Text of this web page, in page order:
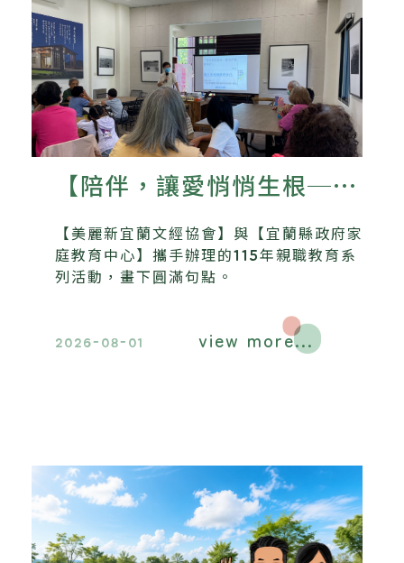
【陪伴，讓愛悄悄生根──
美麗新宜蘭文經協會115年
親職教育系列活動圓滿落
【美麗新宜蘭文經協會】與【宜蘭縣政府家
庭教育中心】攜手辦理的115年親職教育系
列活動，畫下圓滿句點。
2026-08-01 view more...